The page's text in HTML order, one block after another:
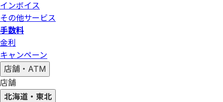
インボイス
その他サービス
手数料
金利
キャンペーン
店舗・ATM
店舗
北海道・東北